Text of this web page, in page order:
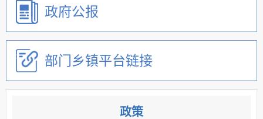
政府公报
部门乡镇平台链接
政策